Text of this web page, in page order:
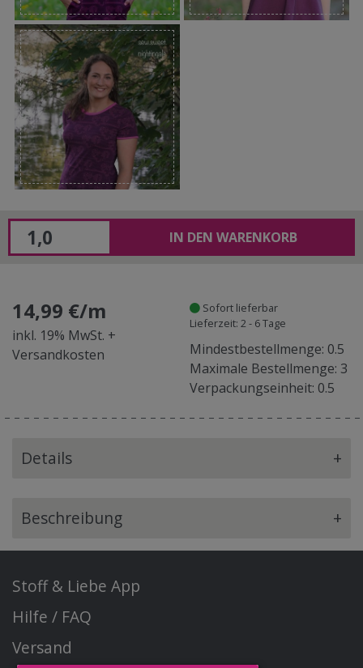
IN DEN WARENKORB
14,99 €/m
inkl. 19% MwSt. +
Versandkosten
Sofort lieferbar
Lieferzeit: 2 - 6 Tage
Mindestbestellmenge: 0.5
Maximale Bestellmenge: 3
Verpackungseinheit: 0.5
Details +
Beschreibung +
Stoff & Liebe App
Hilfe / FAQ
Versand